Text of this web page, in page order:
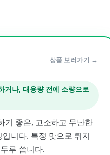
상품 보러가기 →
거나, 대용량 전에 소량으로
기 좋은, 고소하고 무난한
니다. 특정 맛으로 튀지
루 씁니다.